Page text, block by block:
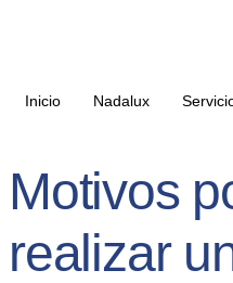
Inicio Nadalux
Motivos
realizar